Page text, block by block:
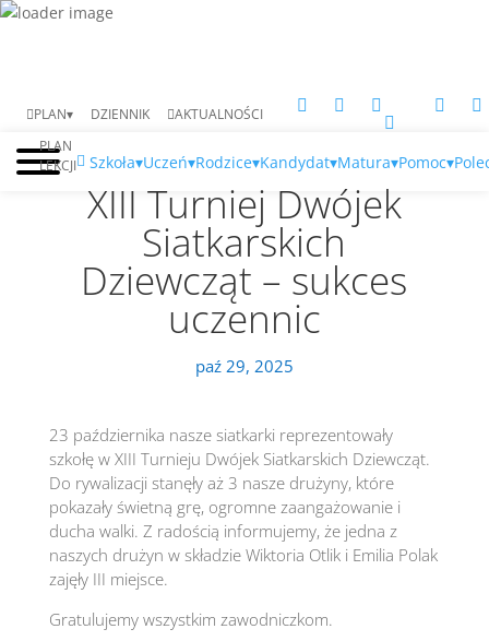
PLAN▾
PLAN
LEKCJI
DZIENNIK AKTUALNOŚCI
Szkoła▾Uczeń▾Rodzice▾Kandydat▾Matura▾Pomoc▾
XIII Turniej Dwójek
Siatkarskich
Dziewcząt – sukces
uczennic
paź 29, 2025
23 października nasze siatkarki reprezentowały
szkołę w XIII Turnieju Dwójek Siatkarskich Dziewcząt.
Do rywalizacji stanęły aż 3 nasze drużyny, które
pokazały świetną grę, ogromne zaangażowanie i
ducha walki. Z radością informujemy, że jedna z
naszych drużyn w składzie Wiktoria Otlik i Emilia Polak
zajęły III miejsce.
Gratulujemy wszystkim zawodniczkom.